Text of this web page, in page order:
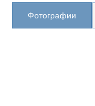
Фотографии